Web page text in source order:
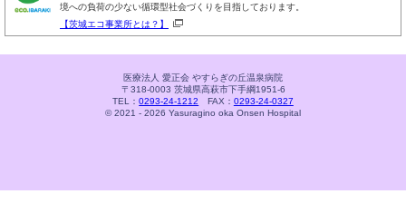
境への負荷の少ない循環型社会づくりを目指しております。
【茨城エコ事業所とは？】
医療法人 愛正会 やすらぎの丘温泉病院
〒318-0003 茨城県高萩市下手綱1951-6
TEL：0293-24-1212 FAX： 0293-24-0327
© 2021 - 2026 Yasuragino oka Onsen Hospital